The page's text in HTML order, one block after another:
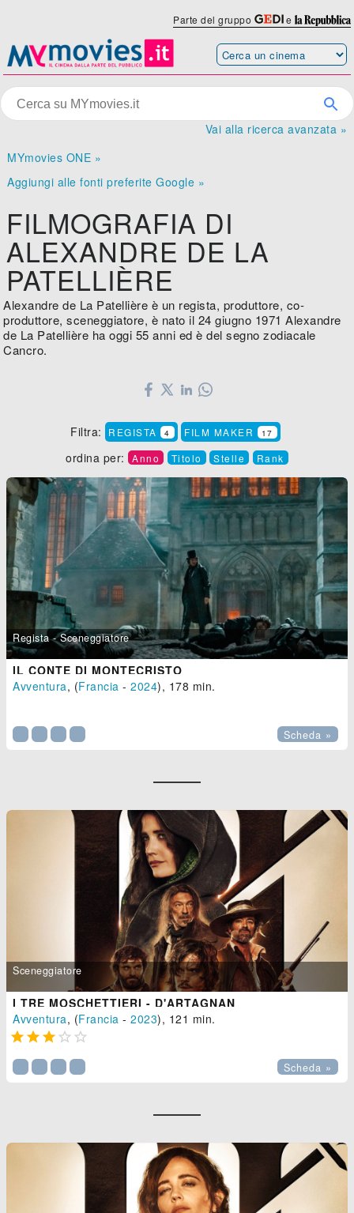
Parte del gruppo e
Vai alla ricerca avanzata »
MYmovies ONE »
Aggiungi alle fonti preferite Google »
FILMOGRAFIA DI
ALEXANDRE DE LA
PATELLIÈRE
Alexandre de La Patellière è un regista, produttore, co-
produttore, sceneggiatore, è nato il 24 giugno 1971 Alexandre
de La Patellière ha oggi 55 anni ed è del segno zodiacale
Cancro.
Filtra: REGISTA 4 FILM MAKER 17
ordina per: Anno Titolo Stelle Rank
Regista - Sceneggiatore
IL CONTE DI MONTECRISTO
Avventura, (Francia -2024), 178 min.
Scheda »
Sceneggiatore
I TRE MOSCHETTIERI - D'ARTAGNAN
Avventura, (Francia -2023), 121 min.
    
Scheda »